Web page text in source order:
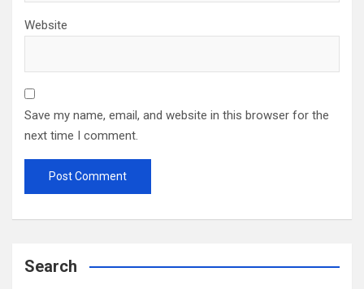
Website
Save my name, email, and website in this browser for the
next time I comment.
Search